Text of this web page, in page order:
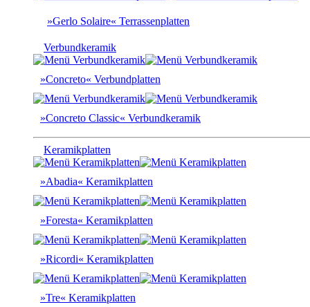
»Gerlo Solaire« Terrassenplatten
Verbundkeramik
»Concreto« Verbundplatten
»Concreto Classic« Verbundkeramik
Keramikplatten
»Abadia« Keramikplatten
»Foresta« Keramikplatten
»Ricordi« Keramikplatten
»Tre« Keramikplatten